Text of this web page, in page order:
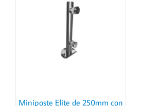
Miniposte Elite de 250mm con